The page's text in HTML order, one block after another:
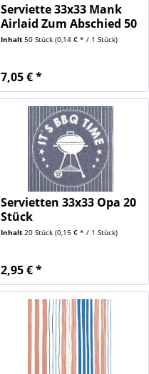
Serviette 33x33 Mank
Airlaid Zum Abschied 50
Stück
Inhalt 50 Stück (0,14 € * / 1 Stück)
7,05 € *
Servietten 33x33 Opa 20
Stück
Inhalt 20 Stück (0,15 € * / 1 Stück)
2,95 € *